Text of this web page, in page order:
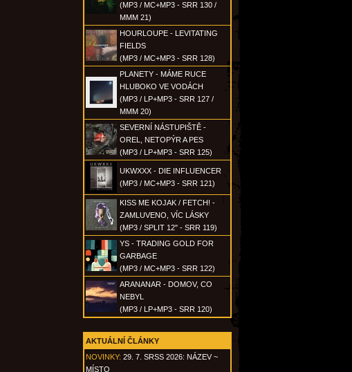
(MP3 / MC+MP3 - SRR 130 /
MMM 21)
HOURLOUPE - LEVITATING
FIELDS
(MP3 / MC+MP3 - SRR 128)
PLANETY - MÁME RUCE
HLUBOKO VE VODÁCH
(MP3 / LP+MP3 - SRR 127 /
MMM 20)
SEVERNÍ NÁSTUPIŠTĚ -
OREL, NETOPÝR A PES
(MP3 / LP+MP3 - SRR 125)
UKWXXX - DIE INFLUENCER
(MP3 / MC+MP3 - SRR 121)
KISS ME KOJAK / FETCH! -
ZAMLUVENO, VÍC LÁSKY
(MP3 / SPLIT 12" - SRR 119)
YS - TRADING GOLD FOR
GARBAGE
(MP3 / MC+MP3 - SRR 122)
ARANANAR - DOMOV, CO
NEBYL
(MP3 / LP+MP3 - SRR 120)
AKTUÁLNÍ ČLÁNKY
NOVINKY: 29. 7. SRSS 2026: NÁZEV ~
MÍSTO